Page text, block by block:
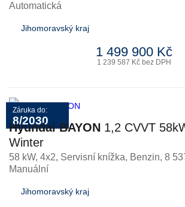
Automatická
Jihomoravský kraj
1 499 900 Kč
1 239 587 Kč bez DPH
Záruka do:
8/2030
Hyundai BAYON 1,2 CVVT
Winter
58 kW, 4x2, Servisní knížka, Benzin, 8
Manuální
Jihomoravský kraj